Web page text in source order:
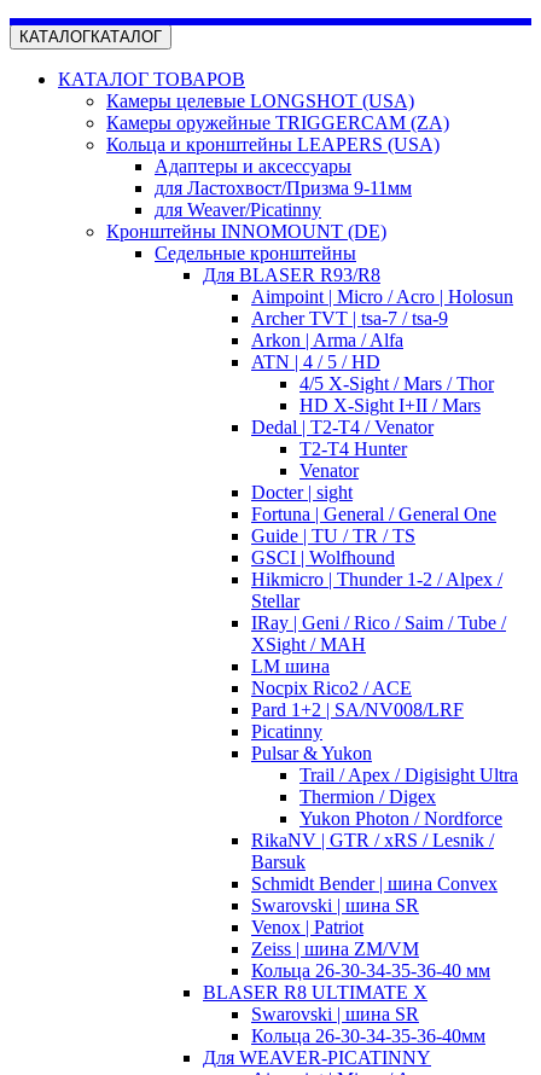
КАТАЛОГКАТАЛОГ
КАТАЛОГ ТОВАРОВ
Камеры целевые LONGSHOT (USA)
Камеры оружейные TRIGGERCAM (ZA)
Кольца и кронштейны LEAPERS (USA)
Адаптеры и аксессуары
для Ластохвост/Призма 9-11мм
для Weaver/Picatinny
Кронштейны INNOMOUNT (DE)
Седельные кронштейны
Для BLASER R93/R8
Aimpoint | Micro / Acro | Holosun
Archer TVT | tsa-7 / tsa-9
Arkon | Arma / Alfa
ATN | 4 / 5 / HD
4/5 X-Sight / Mars / Thor
HD X-Sight I+II / Mars
Dedal | T2-T4 / Venator
T2-T4 Hunter
Venator
Docter | sight
Fortuna | General / General One
Guide | TU / TR / TS
GSCI | Wolfhound
Hikmicro | Thunder 1-2 / Alpex /
Stellar
IRay | Geni / Rico / Saim / Tube /
XSight / MAH
LM шина
Nocpix Rico2 / ACE
Pard 1+2 | SA/NV008/LRF
Picatinny
Pulsar & Yukon
Trail / Apex / Digisight Ultra
Thermion / Digex
Yukon Photon / Nordforce
RikaNV | GTR / xRS / Lesnik /
Barsuk
Schmidt Bender | шина Convex
Swarovski | шина SR
Venox | Patriot
Zeiss | шина ZM/VM
Кольца 26-30-34-35-36-40 мм
BLASER R8 ULTIMATE X
Swarovski | шина SR
Кольца 26-30-34-35-36-40мм
Для WEAVER-PICATINNY